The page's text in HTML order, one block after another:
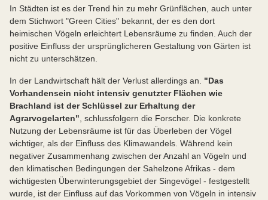
In Städten ist es der Trend hin zu mehr Grünflächen, auch unter
dem Stichwort "Green Cities" bekannt, der es den dort
heimischen Vögeln erleichtert Lebensräume zu finden. Auch der
positive Einfluss der ursprünglicheren Gestaltung von Gärten ist
nicht zu unterschätzen.
In der Landwirtschaft hält der Verlust allerdings an. "Das
Vorhandensein nicht intensiv genutzter Flächen wie
Brachland ist der Schlüssel zur Erhaltung der
Agrarvogelarten", schlussfolgern die Forscher. Die konkrete
Nutzung der Lebensräume ist für das Überleben der Vögel
wichtiger, als der Einfluss des Klimawandels. Während kein
negativer Zusammenhang zwischen der Anzahl an Vögeln und
den klimatischen Bedingungen der Sahelzone Afrikas - dem
wichtigesten Überwinterungsgebiet der Singevögel - festgestellt
wurde, ist der Einfluss auf das Vorkommen von Vögeln in intensiv